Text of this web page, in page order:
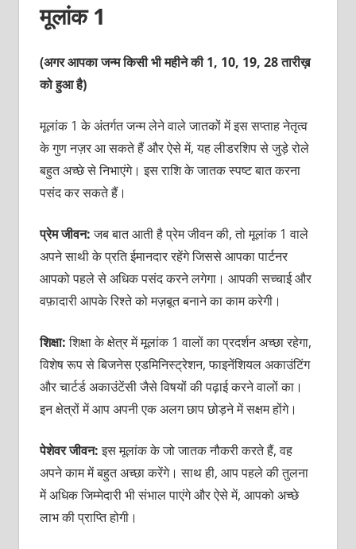
मूलांक 1
(अगर आपका जन्म किसी भी महीने की 1, 10, 19, 28 तारीख़
को हुआ है)
मूलांक 1 के अंतर्गत जन्म लेने वाले जातकों में इस सप्ताह नेतृत्व
के गुण नज़र आ सकते हैं और ऐसे में, यह लीडरशिप से जुड़े रोले
बहुत अच्छे से निभाएंगे। इस राशि के जातक स्पष्ट बात करना
पसंद कर सकते हैं।
प्रेम जीवन:जब बात आती है प्रेम जीवन की, तो मूलांक 1 वाले
अपने साथी के प्रति ईमानदार रहेंगे जिससे आपका पार्टनर
आपको पहले से अधिक पसंद करने लगेगा। आपकी सच्चाई और
वफ़ादारी आपके रिश्ते को मज़बूत बनाने का काम करेगी।
शिक्षा:शिक्षा के क्षेत्र में मूलांक 1 वालों का प्रदर्शन अच्छा रहेगा,
विशेष रूप से बिजनेस एडमिनिस्ट्रेशन, फाइनेंशियल अकाउंटिंग
और चार्टर्ड अकाउंटेंसी जैसे विषयों की पढ़ाई करने वालों का।
इन क्षेत्रों में आप अपनी एक अलग छाप छोड़ने में सक्षम होंगे।
पेशेवर जीवन:इस मूलांक के जो जातक नौकरी करते हैं, वह
अपने काम में बहुत अच्छा करेंगे। साथ ही, आप पहले की तुलना
में अधिक जिम्मेदारी भी संभाल पाएंगे और ऐसे में, आपको अच्छे
लाभ की प्राप्ति होगी।